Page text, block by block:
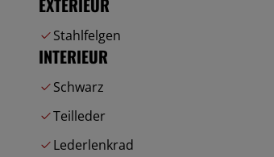
Stahlfelgen
INTERIEUR
Schwarz
Teilleder
Lederlenkrad